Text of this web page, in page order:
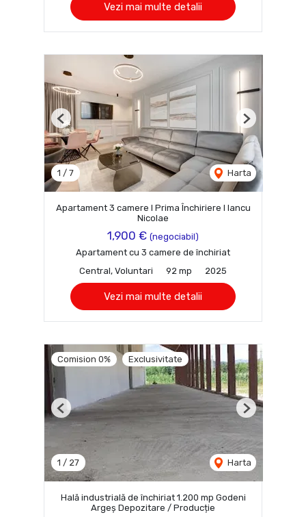
Vezi mai multe detalii
1 / 7 Harta
Previous Next
Apartament 3 camere I Prima Închiriere I Iancu
Nicolae
1,900 € (negociabil)
Apartament cu 3 camere de închiriat
Central, Voluntari
92 mp 2025
Vezi mai multe detalii
Comision 0% Exclusivitate
1 / 27 Harta
Previous Next
Hală industrială de închiriat 1.200 mp Godeni
Argeș Depozitare / Producție